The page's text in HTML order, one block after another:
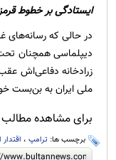
ایستادگی بر خطوط
در حالی که رسانه‌های
دیپلماسی همچنان
زرادخانه دفاعی‌اش
ملی ایران به بن‌بست
برای مشاهده مطالب
برچسب ها: ترامپ، اقتدار